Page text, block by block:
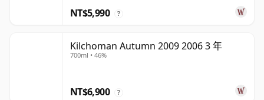
NT$5,990 ?
Kilchoman Autumn 2009 2006 3 年
700ml • 46%
NT$6,900 ?